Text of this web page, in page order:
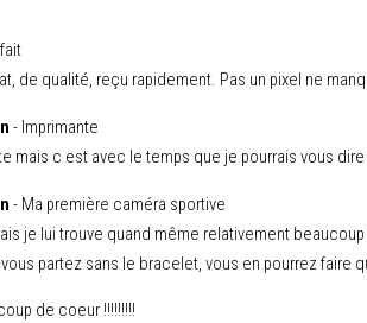
de qualité, reçu rapidement. Pas un pixel ne
- Imprimante
mais c est avec le temps que je pourrais vous
- Ma première caméra sportive
je lui trouve quand même relativement
partez sans le bracelet, vous en pourrez faire
de coeur !!!!!!!!!